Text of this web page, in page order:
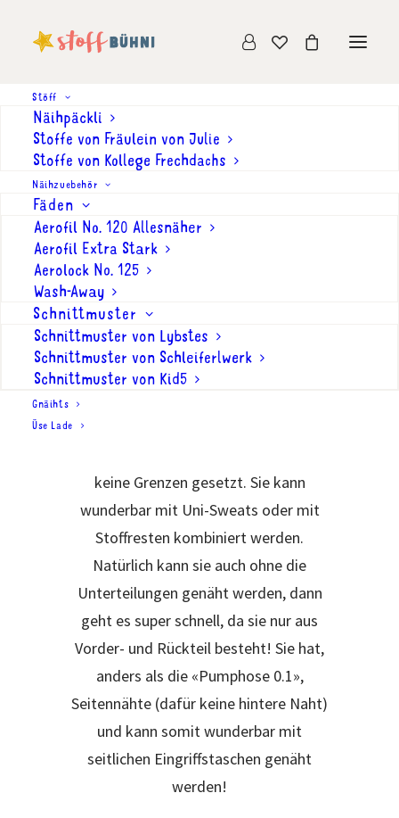
Stöff
Näihpäckli
Stoffe von Fräulein von Julie
Stoffe von Kollege Frechdachs
Näihzuebehör
Fäden
Aerofil No. 120 Allesnäher
Aerofil Extra Stark
Aerolock No. 125
Wash-Away
Schnittmuster
Schnittmuster von Lybstes
Schnittmuster von Schleiferlwerk
Schnittmuster von Kid5
Gnäihts
Üse Lade
Hose «Pumphose 2.0»
(Gr. 44-110) von
Lybstes
Auf die Wunschliste
Die «Pumphose 2.0» ist eine bequeme
gleichermaßen passt. Mit den Dreiecks-
keine Grenzen gesetzt. Sie kann
wunderbar mit Uni-Sweats oder mit
Stoffresten kombiniert werden.
Natürlich kann sie auch ohne die
Unterteilungen genäht werden, dann
geht es super schnell, da sie nur aus
Vorder- und Rückteil besteht! Sie hat,
anders als die «Pumphose 0.1»,
Seitennähte (dafür keine hintere Naht)
und kann somit wunderbar mit
seitlichen Eingriffstaschen genäht
werden!